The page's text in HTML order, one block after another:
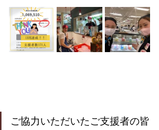
ご協力いただいたご支援者の皆